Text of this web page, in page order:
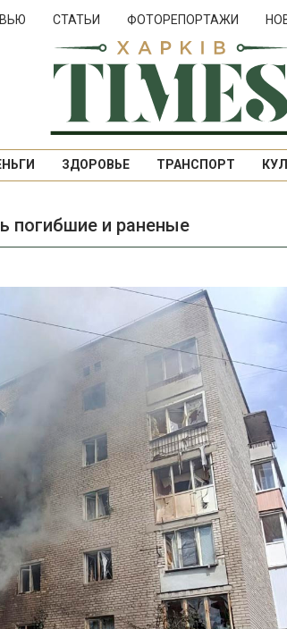
СТАТЬИ ФОТОРЕПОРТАЖИ
ЗДОРОВЬЕ ТРАНСПОРТ
погибшие и раненые